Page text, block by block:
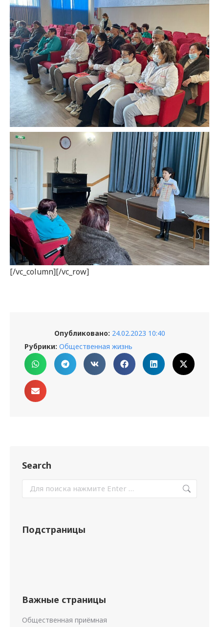
[/vc_column][/vc_row]
Опубликовано: 24.02.2023 10:40
Рубрики: Общественная жизнь
Search
Подстраницы
Важные страницы
Общественная приёмная